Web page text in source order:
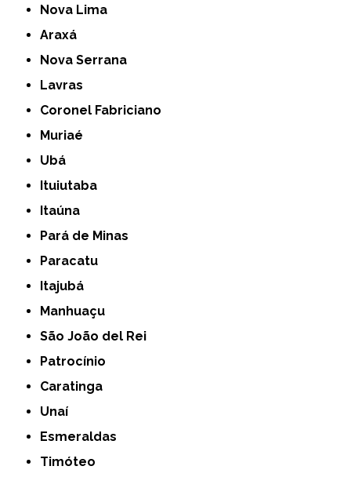
Nova Lima
Araxá
Nova Serrana
Lavras
Coronel Fabriciano
Muriaé
Ubá
Ituiutaba
Itaúna
Pará de Minas
Paracatu
Itajubá
Manhuaçu
São João del Rei
Patrocínio
Caratinga
Unaí
Esmeraldas
Timóteo